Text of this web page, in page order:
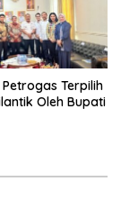
Terpilih
Oleh Bupati